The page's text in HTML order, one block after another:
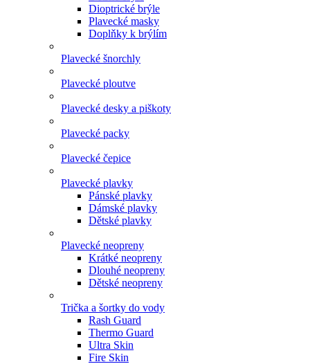
Dioptrické brýle
Plavecké masky
Doplňky k brýlím
Plavecké šnorchly
Plavecké ploutve
Plavecké desky a piškoty
Plavecké packy
Plavecké čepice
Plavecké plavky
Pánské plavky
Dámské plavky
Dětské plavky
Plavecké neopreny
Krátké neopreny
Dlouhé neopreny
Dětské neopreny
Trička a šortky do vody
Rash Guard
Thermo Guard
Ultra Skin
Fire Skin